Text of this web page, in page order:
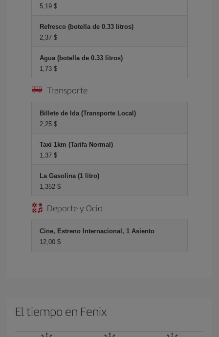
5,19 $
Refresco (botella de 0.33 litros)
2,37 $
Agua (botella de 0.33 litros)
1,73 $
Transporte
Billete de Ida (Transporte Local)
2,25 $
Taxi 1km (Tarifa Normal)
1,37 $
La Gasolina (1 litro)
1,352 $
Deporte y Ocio
Cine, Estreno Internacional, 1 Asiento
12,00 $
El tiempo en Fenix